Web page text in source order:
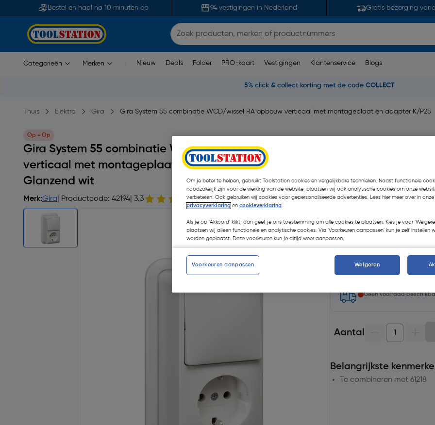
Bestel en haal na 10 minuten op 94 vestigingen in Nederland Gratis bezorging
Categorieën Merken Nieuw Deals Folder PRO-kaart Vestigingen Klantenservice Blogs
5% click & collect korting met de code COLLECT
Thuis Elektra Gira Gira System 55 combinatie WCD/wissel RA opbouw verticaal met montageplaat en adapter K/P25
Op = Op
Gira System 55 combinatie WCD/wissel RA opbouw
verticaal met montageplaat en adapter K/P25
Glanzend wit
Merk:Gira | Productcode: 42194 | 3.3 3 opmerking(en) | Stuk
€ 17,28| Excl. btw € 14,28
Selecteer winkel - Bekijk
Selecteer vestiging
Geen voorraad
Aantal
Belangrijkste
Te combineren met 61218
Om je beter te helpen, gebruikt Toolstation cookies en vergelijkbare technieken. Naast functionele
noodzakelijk zijn voor de werking van de website, plaatsen wij ook analytische cookies om onze
verbeteren. Ook gebruiken wij cookies voor gepersonaliseerde advertenties. Lees hier meer over in onze
privacyverklaring en cookieverklaring.
Als je op 'Akkoord' klikt, dan geef je ons toestemming om alle cookies te plaatsen. Kies je voor
plaatsen wij alleen functionele en analytische cookies. Via 'Voorkeuren aanpassen' kun je zelf instellen
worden geplaatst. Deze voorkeuren kun je altijd weer aanpassen.
Voorkeuren aanpassen Weigeren